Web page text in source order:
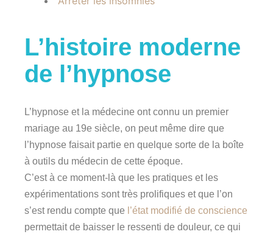
L’histoire moderne
de l’hypnose
L’hypnose et la médecine ont connu un premier
mariage au 19e siècle, on peut même dire que
l’hypnose faisait partie en quelque sorte de la boîte
à outils du médecin de cette époque.
C’est à ce moment-là que les pratiques et les
expérimentations sont très prolifiques et que l’on
s’est rendu compte que l’état modifié de conscience
permettait de baisser le ressenti de douleur, ce qui